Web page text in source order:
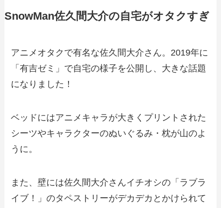
SnowMan佐久間大介の自宅がオタクすぎ
アニメオタクで有名な佐久間大介さん。2019年に
「有吉ゼミ」で自宅の様子を公開し、大きな話題
になりました！
ベッドにはアニメキャラが大きくプリントされた
シーツやキャラクターのぬいぐるみ・枕が山のよ
うに。
また、壁には佐久間大介さんイチオシの「ラブラ
イブ！」のタペストリーがデカデカとかけられて